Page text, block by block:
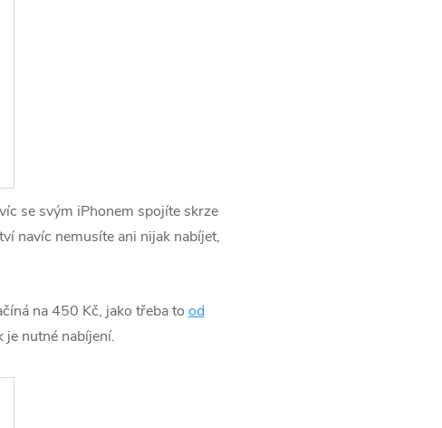
se svým iPhonem spojíte skrze
navíc nemusíte ani nijak nabíjet,
na 450 Kč, jako třeba to od
je nutné nabíjení.